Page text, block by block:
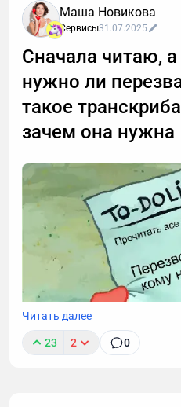
Маша Новикова
Сервисы31.07.2025
Сначала читаю,
нужно ли
такое
зачем она нужна
Читать далее
23 2 0